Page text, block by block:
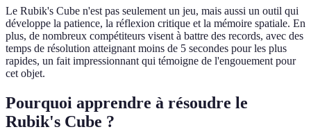
Le Rubik's Cube n'est pas seulement un jeu, mais aussi un outil qui
développe la patience, la réflexion critique et la mémoire spatiale. En
plus, de nombreux compétiteurs visent à battre des records, avec des
temps de résolution atteignant moins de 5 secondes pour les plus
rapides, un fait impressionnant qui témoigne de l'engouement pour
cet objet.
Pourquoi apprendre à résoudre le
Rubik's Cube ?